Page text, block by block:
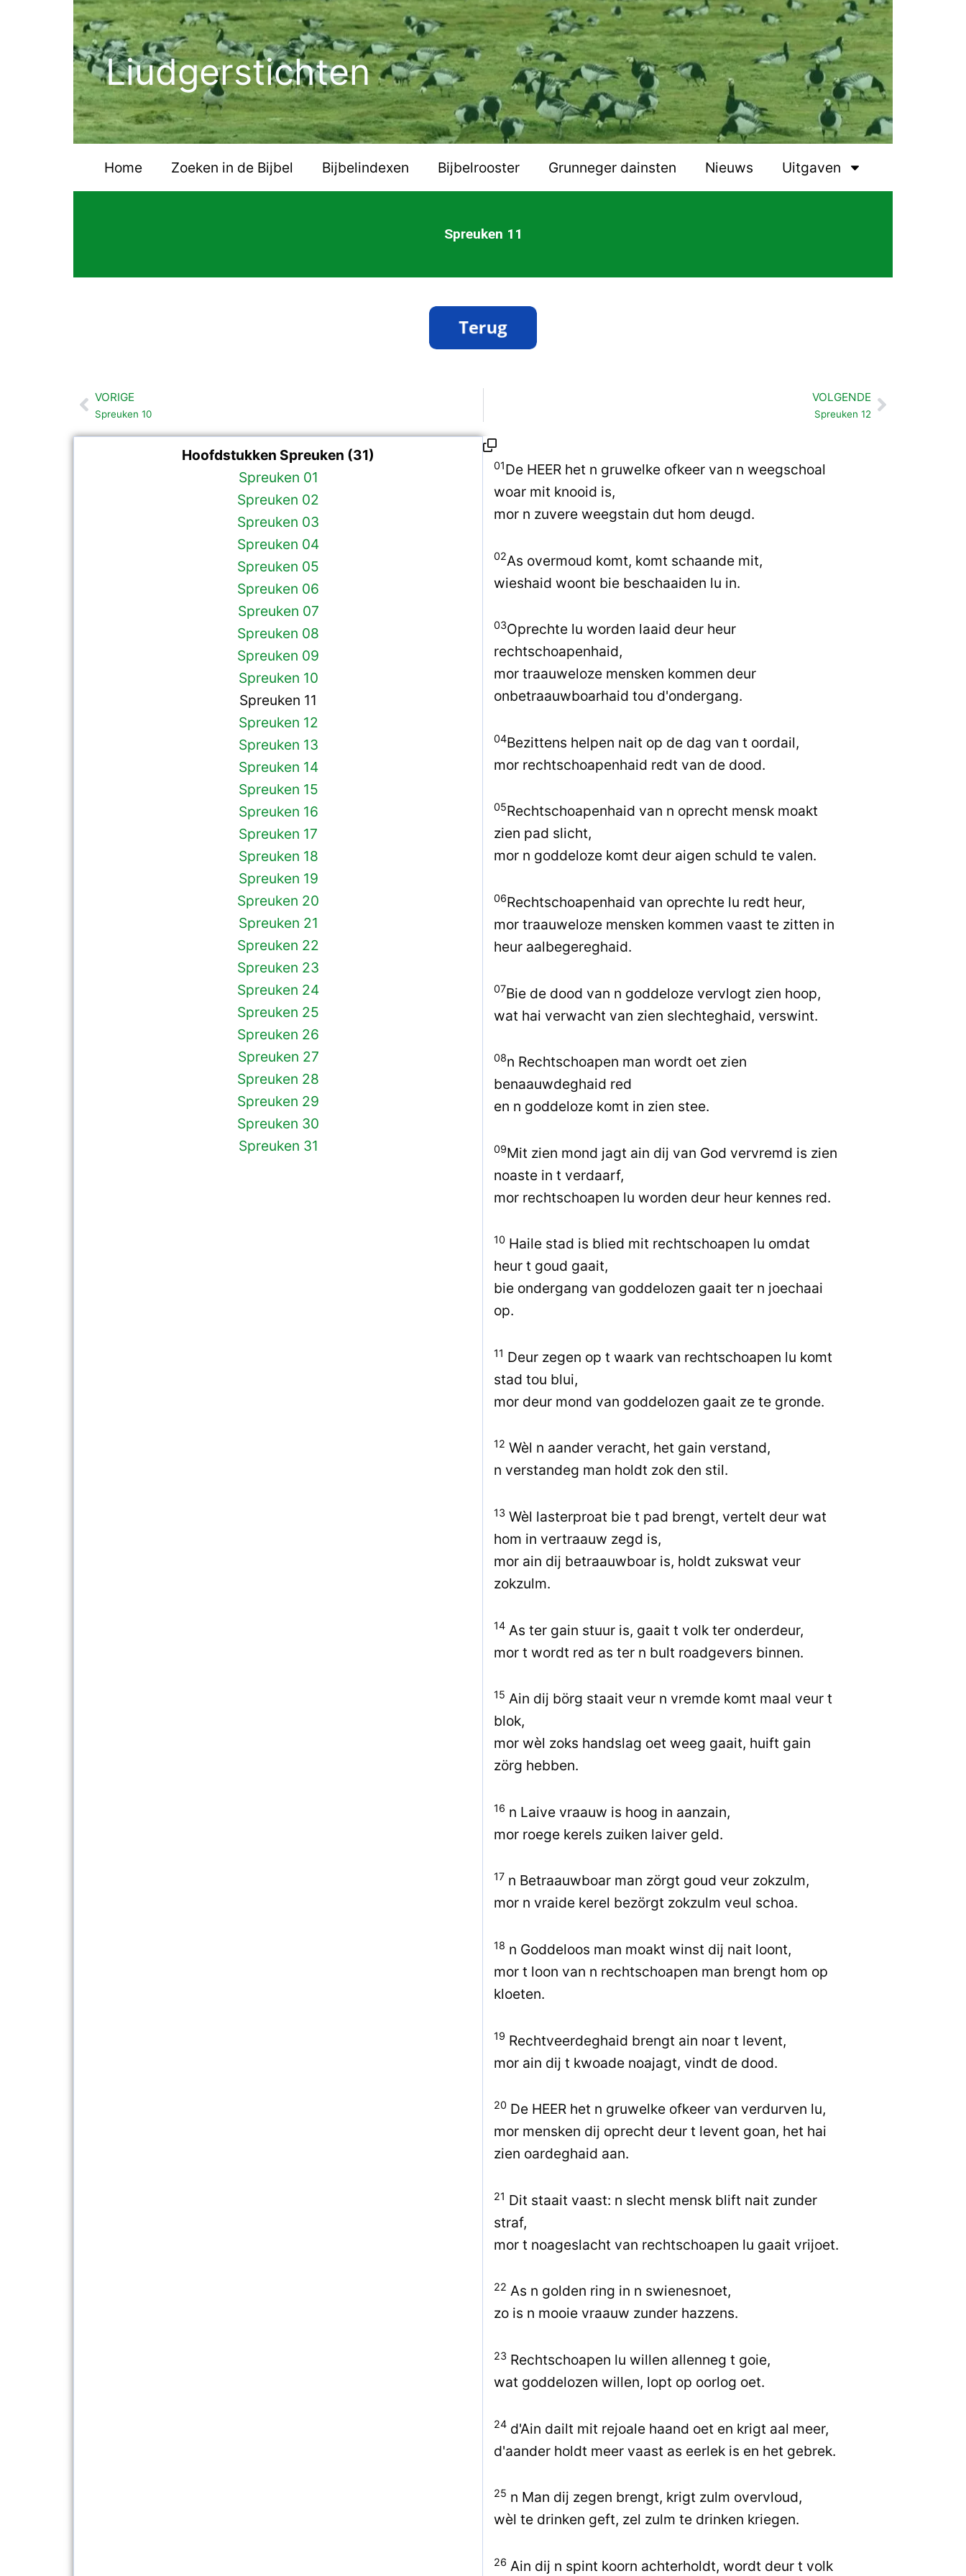
Liudgerstichten
Home Zoeken in de Bijbel Bijbelindexen Bijbelrooster Grunneger dainsten Nieuws Uitgaven
Spreuken 11
Vorige
VORIGE
Spreuken 10
VOLGENDE
Spreuken 12Volgende
Hoofdstukken Spreuken (31)
Spreuken 01
Spreuken 02
Spreuken 03
Spreuken 04
Spreuken 05
Spreuken 06
Spreuken 07
Spreuken 08
Spreuken 09
Spreuken 10
Spreuken 11
Spreuken 12
Spreuken 13
Spreuken 14
Spreuken 15
Spreuken 16
Spreuken 17
Spreuken 18
Spreuken 19
Spreuken 20
Spreuken 21
Spreuken 22
Spreuken 23
Spreuken 24
Spreuken 25
Spreuken 26
Spreuken 27
Spreuken 28
Spreuken 29
Spreuken 30
Spreuken 31
01De HEER het n gruwelke ofkeer van n weegschoal
woar mit knooid is,
mor n zuvere weegstain dut hom deugd.
02As overmoud komt, komt schaande mit,
wieshaid woont bie beschaaiden lu in.
03Oprechte lu worden laaid deur heur
rechtschoapenhaid,
mor traauweloze mensken kommen deur
onbetraauwboarhaid tou d'ondergang.
04Bezittens helpen nait op de dag van t oordail,
mor rechtschoapenhaid redt van de dood.
05Rechtschoapenhaid van n oprecht mensk moakt
zien pad slicht,
mor n goddeloze komt deur aigen schuld te valen.
06Rechtschoapenhaid van oprechte lu redt heur,
mor traauweloze mensken kommen vaast te zitten in
heur aalbegereghaid.
07Bie de dood van n goddeloze vervlogt zien hoop,
wat hai verwacht van zien slechteghaid, verswint.
08n Rechtschoapen man wordt oet zien
benaauwdeghaid red
en n goddeloze komt in zien stee.
09Mit zien mond jagt ain dij van God vervremd is zien
noaste in t verdaarf,
mor rechtschoapen lu worden deur heur kennes red.
10 Haile stad is blied mit rechtschoapen lu omdat
heur t goud gaait,
bie ondergang van goddelozen gaait ter n joechaai
op.
11 Deur zegen op t waark van rechtschoapen lu komt
stad tou blui,
mor deur mond van goddelozen gaait ze te gronde.
12 Wèl n aander veracht, het gain verstand,
n verstandeg man holdt zok den stil.
13 Wèl lasterproat bie t pad brengt, vertelt deur wat
hom in vertraauw zegd is,
mor ain dij betraauwboar is, holdt zukswat veur
zokzulm.
14 As ter gain stuur is, gaait t volk ter onderdeur,
mor t wordt red as ter n bult roadgevers binnen.
15 Ain dij börg staait veur n vremde komt maal veur t
blok,
mor wèl zoks handslag oet weeg gaait, huift gain
zörg hebben.
16 n Laive vraauw is hoog in aanzain,
mor roege kerels zuiken laiver geld.
17 n Betraauwboar man zörgt goud veur zokzulm,
mor n vraide kerel bezörgt zokzulm veul schoa.
18 n Goddeloos man moakt winst dij nait loont,
mor t loon van n rechtschoapen man brengt hom op
kloeten.
19 Rechtveerdeghaid brengt ain noar t levent,
mor ain dij t kwoade noajagt, vindt de dood.
20 De HEER het n gruwelke ofkeer van verdurven lu,
mor mensken dij oprecht deur t levent goan, het hai
zien oardeghaid aan.
21 Dit staait vaast: n slecht mensk blift nait zunder
straf,
mor t noageslacht van rechtschoapen lu gaait vrijoet.
22 As n golden ring in n swienesnoet,
zo is n mooie vraauw zunder hazzens.
23 Rechtschoapen lu willen allenneg t goie,
wat goddelozen willen, lopt op oorlog oet.
24 d'Ain dailt mit rejoale haand oet en krigt aal meer,
d'aander holdt meer vaast as eerlek is en het gebrek.
25 n Man dij zegen brengt, krigt zulm overvloud,
wèl te drinken geft, zel zulm te drinken kriegen.
26 Ain dij n spint koorn achterholdt, wordt deur t volk